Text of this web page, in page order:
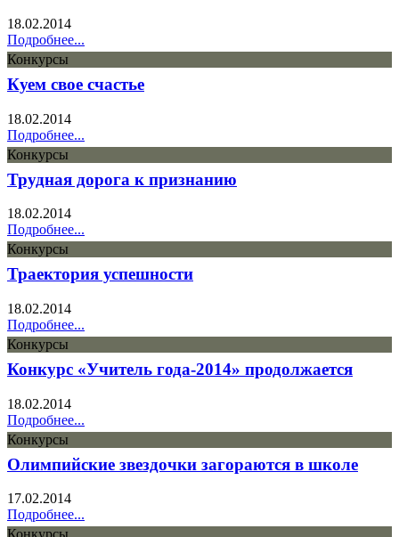
18.02.2014
Подробнее...
Конкурсы
Куем свое счастье
18.02.2014
Подробнее...
Конкурсы
Трудная дорога к признанию
18.02.2014
Подробнее...
Конкурсы
Траектория успешности
18.02.2014
Подробнее...
Конкурсы
Конкурс «Учитель года-2014» продолжается
18.02.2014
Подробнее...
Конкурсы
Олимпийские звездочки загораются в школе
17.02.2014
Подробнее...